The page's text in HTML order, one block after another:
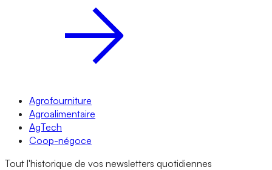
Agrofourniture
Agroalimentaire
AgTech
Coop-négoce
Tout l'historique de vos newsletters quotidiennes